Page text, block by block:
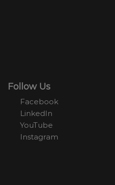
Follow Us
Facebook
LinkedIn
YouTube
Instagram